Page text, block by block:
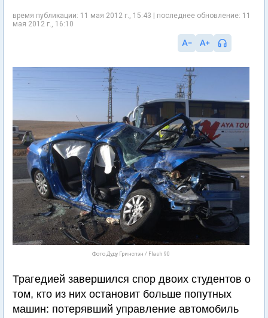
время публикации: 11 мая 2012 г., 15:43 | последнее обновление: 11
мая 2012 г., 16:10
Фото Дуду Гринспэн / Flash 90
Трагедией завершился спор двоих студентов о
том, кто из них остановит больше попутных
машин: потерявший управление автомобиль